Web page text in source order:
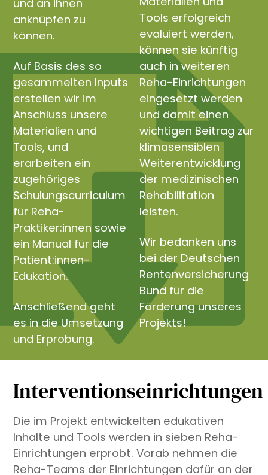
und an ihnen
anknüpfen zu
können.
Auf Basis des so
gesammelten Inputs
erstellen wir im
Anschluss unsere
Materialien und
Tools, und
erarbeiten ein
zugehöriges
Schulungscurriculum
für Reha-
Praktiker:innen sowie
ein Manual für die
Patient:innen-
Edukation.
Anschließend geht
es in die Umsetzung
und Erprobung.
Tools erfolgreich
evaluiert werden,
können sie künftig
auch in weiteren
Reha-Einrichtungen
eingesetzt werden
und damit einen
wichtigen Beitrag zur
klimasensiblen
Weiterentwicklung
der medizinischen
Rehabilitation
leisten.
Wir bedanken uns
bei der Deutschen
Rentenversicherung
Bund für die
Förderung unseres
Projekts!
Interventionseinrichtungen
Die im Projekt entwickelten edukativen
Inhalte und Tools werden in sieben Reha-
Einrichtungen erprobt. Vorab nehmen die
Reha-Teams der Einrichtungen dafür an der